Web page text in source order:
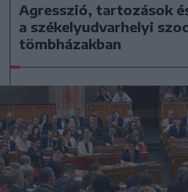
Agresszió, tartozások
a székelyudvarhelyi
tömbházakban